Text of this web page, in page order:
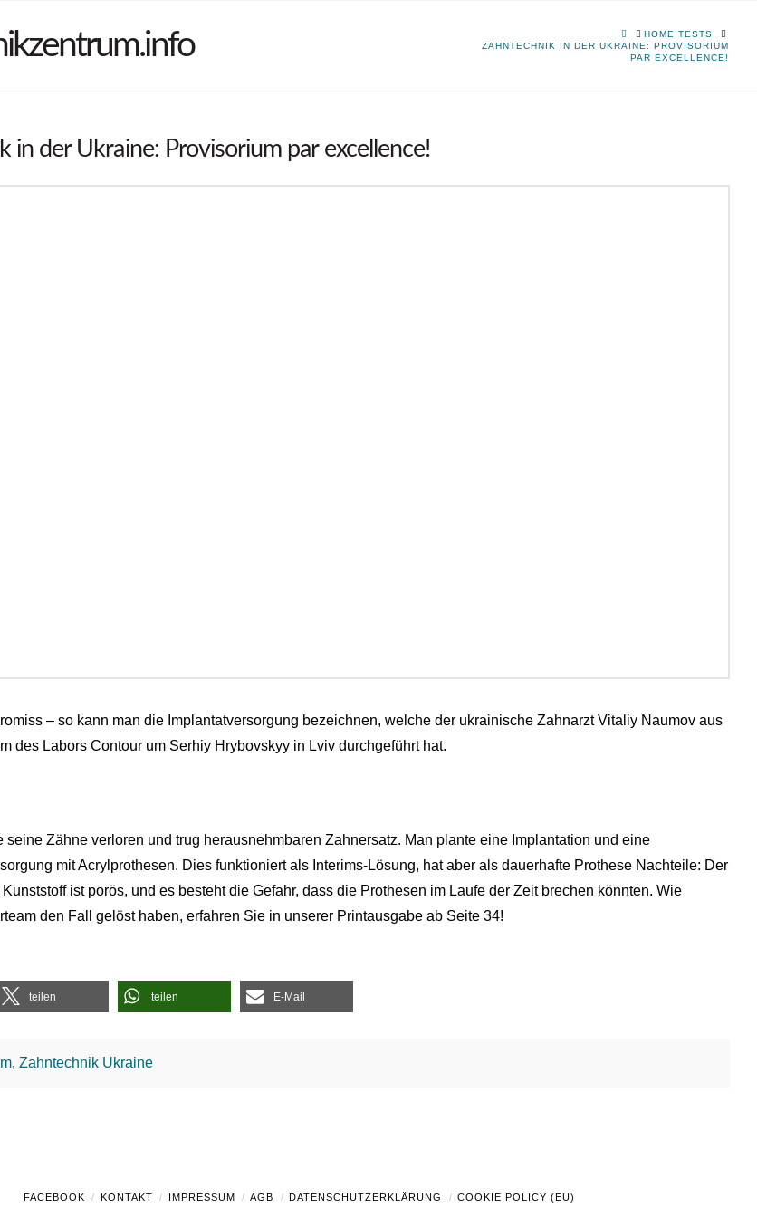
HOMEHOME TESTS
ZAHNTECHNIK IN DER UKRAINE: PROVISORIUM
PAR EXCELLENCE!
in der Ukraine: Provisorium par excellence!
– so kann man die Implantatversorgung bezeichnen, welche der ukrainische Zahnarzt Vitaliy Naumov aus
des Labors Contour um Serhiy Hrybovskyy in Lviv durchgeführt hat.
seine Zähne verloren und trug herausnehmbaren Zahnersatz. Man plante eine Implantation und eine
mit Acrylprothesen. Dies funktioniert als Interims-Lösung, hat aber als dauerhafte Prothese Nachteile: Der
ist porös, und es besteht die Gefahr, dass die Prothesen im Laufe der Zeit brechen könnten. Wie
den Fall gelöst haben, erfahren Sie in unserer Printausgabe ab Seite 34!
teilen teilen E-Mail
,Zahntechnik Ukraine
FACEBOOK KONTAKT IMPRESSUM AGB DATENSCHUTZERKLÄRUNG COOKIE POLICY (EU)